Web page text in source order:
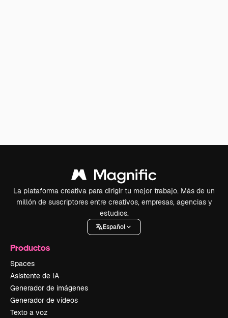
La plataforma creativa para dirigir tu mejor trabajo. Más de un
millón de suscriptores entre creativos, empresas, agencias y
estudios.
Español
Productos
Spaces
Asistente de IA
Generador de imágenes
Generador de vídeos
Texto a voz